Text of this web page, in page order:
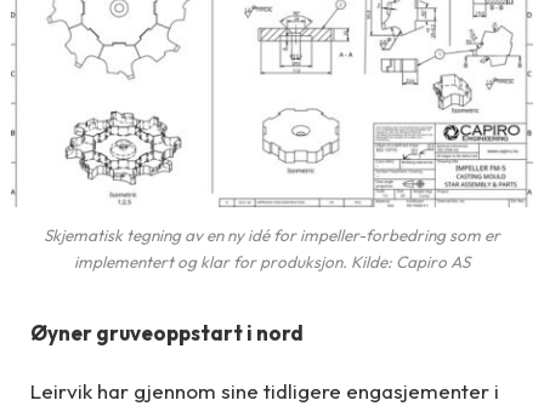
Skjematisk tegning av en ny idé for impeller-forbedring som er
implementert og klar for produksjon. Kilde: Capiro AS
Øyner gruveoppstart i nord
Leirvik har gjennom sine tidligere engasjementer i